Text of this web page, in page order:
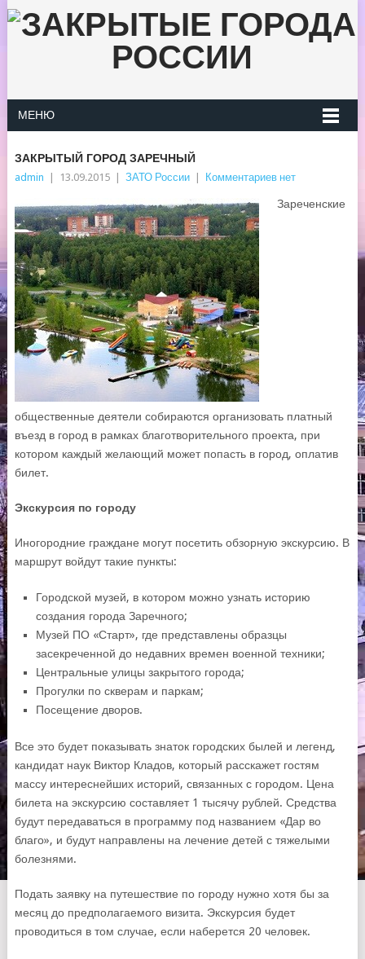
МЕНЮ
ЗАКРЫТЫЙ ГОРОД ЗАРЕЧНЫЙ
admin 13.09.2015 ЗАТО России Комментариев нет
Зареченские
общественные деятели собираются организовать платный
въезд в город в рамках благотворительного проекта, при
котором каждый желающий может попасть в город, оплатив
билет.
Экскурсия по городу
Иногородние граждане могут посетить обзорную экскурсию. В
маршрут войдут такие пункты:
Городской музей, в котором можно узнать историю
создания города Заречного;
Музей ПО «Старт», где представлены образцы
засекреченной до недавних времен военной техники;
Центральные улицы закрытого города;
Прогулки по скверам и паркам;
Посещение дворов.
Все это будет показывать знаток городских былей и легенд,
кандидат наук Виктор Кладов, который расскажет гостям
массу интереснейших историй, связанных с городом. Цена
билета на экскурсию составляет 1 тысячу рублей. Средства
будут передаваться в программу под названием «Дар во
благо», и будут направлены на лечение детей с тяжелыми
болезнями.
Подать заявку на путешествие по городу нужно хотя бы за
месяц до предполагаемого визита. Экскурсия будет
проводиться в том случае, если наберется 20 человек.